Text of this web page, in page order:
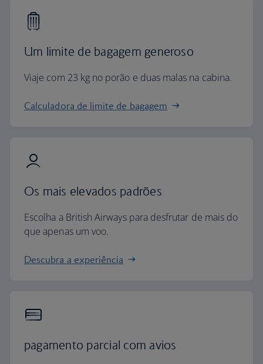
Um limite de bagagem generoso
Viaje com 23 kg no porão e duas malas na cabina.
Calculadora de limite de bagagem
Os mais elevados padrões
Escolha a British Airways para desfrutar de mais do
que apenas um voo.
Descubra a experiência
pagamento parcial com avios